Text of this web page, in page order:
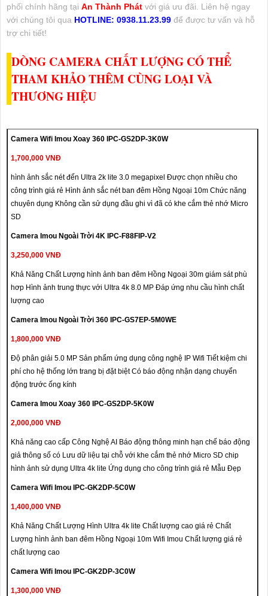
phối chính hãng tại An Thành Phát với giá ưu đãi. Liên hệ ngay
với chúng tôi qua HOTLINE: 0938.11.23.99 để được tư vấn và hỗ
trợ chi tiết!
DÒNG CAMERA CHẤT LƯỢNG CÓ THỂ
THAM KHẢO THÊM CÙNG LOẠI VÀ
THƯƠNG HIỆU
Camera Wifi Imou Xoay 360 IPC-GS2DP-3K0W
1,700,000 VNĐ
hình ảnh sắc nét đến Ultra 2k lite 3.0 megapixel Được chọn nhiều cho
công trình giá rẻ Hình ảnh sắc nét ban đêm Hồng Ngoại 10m Chức năng
chuyên dụng Không cần sử dụng đầu ghi vì đã có khe cắm thẻ nhớ Micro
SD
Camera Imou Ngoài Trời 4K IPC-F88FIP-V2
3,250,000 VNĐ
Khả Năng Chất Lượng hình ảnh ban đêm Hồng Ngoại 30m giám sát phù
hơp Hình ảnh trung thực với Ultra 4k 8.0 MP Đáp ứng nhu cầu hình chất
lượng cao
Camera Imou Ngoài Trời 360 IPC-GS7EP-5M0WE
1,800,000 VNĐ
Độ phân giải 5.0 MP Sản phẩm ứng dụng công nghệ IP Wifi Tiết kiệm chi
phí cho hệ thống lớn trang bị đặt biệt Có báo động nhận dạng chuyển
động trước ống kính
Camera Imou Xoay 360 IPC-GS2DP-5K0W
2,000,000 VNĐ
Khả năng cao cấp Công Nghệ AI Báo động thông minh hạn chế báo động
giả thông số có Lưu dữ liệu tại chỗ với khe cắm thẻ nhớ Micro SD chip
hình ảnh sử dụng Ultra 4k lite Ứng dụng cho công trình giá rẻ Mẫu Đẹp
Camera Wifi Imou IPC-GK2DP-5C0W
1,400,000 VNĐ
Khả Năng Chất Lượng Hình Ultra 4k lite Chất lượng cao giá rẻ Chất
Lượng hình ảnh ban đêm Hồng Ngoại 10m Wifi Imou Chất lượng giá rẻ
chất lượng cao
Camera Wifi Imou IPC-GK2DP-3C0W
1,300,000 VNĐ